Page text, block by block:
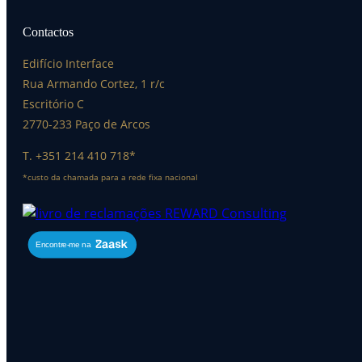
Contactos
Edifício Interface
Rua Armando Cortez, 1 r/c
Escritório C
2770-233 Paço de Arcos
T. +351 214 410 718*
*custo da chamada para a rede fixa nacional
Encontre-me na